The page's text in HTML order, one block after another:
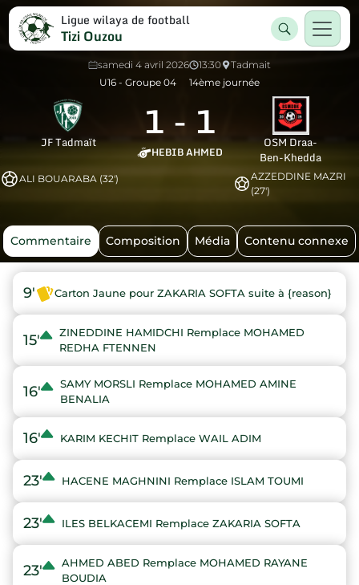
Ligue wilaya de football
Tizi Ouzou
samedi 4 avril 2026 13:30
Tadmait
U16 - Groupe 04
14ème journée
JF Tadmaït 1 - 1
HEBIB AHMED
OSM Draa-
Ben-Khedda
ALI BOUARABA (32')
AZZEDDINE MAZRI
(27')
Commentaire Composition Média Contenu connexe
9' Carton Jaune pour ZAKARIA SOFTA suite à {reason}
15'
ZINEDDINE HAMIDCHI Remplace MOHAMED
REDHA FTENNEN
16'
SAMY MORSLI Remplace MOHAMED AMINE
BENALIA
16' KARIM KECHIT Remplace WAIL ADIM
23' HACENE MAGHNINI Remplace ISLAM TOUMI
23' ILES BELKACEMI Remplace ZAKARIA SOFTA
23'
AHMED ABED Remplace MOHAMED RAYANE
BOUDIA